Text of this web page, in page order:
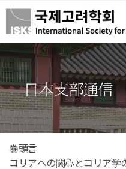
日本支部通信
巻頭言
コリアへの関心とコリア学